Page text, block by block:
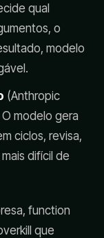
qual
o
modelo
(Anthropic
modelo gera
ciclos, revisa,
difícil de
function
que